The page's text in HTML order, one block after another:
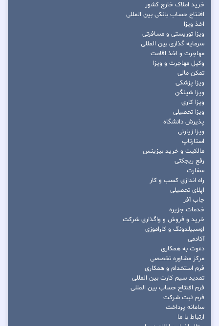
خرید املاک خارج کشور
افتتاح حساب بانکی بین المللی
اخذ ویزا
ویزا توریستی و مسافرتی
سرمایه گذاری بین المللی
مهاجرت و اخذ اقامت
وکیل مهاجرت و ویزا
تمکن مالی
ویزا پزشکی
ویزا شینگن
ویزا کاری
ویزا تحصیلی
پذیرش دانشگاه
ویزا زیارتی
استارتاپ
مالکیت و خرید بیزینس
رفع ریجکتی
سفارت
راه اندازی کسب و کار
اپلای تحصیلی
جاب آفر
خدمات جزیره
خرید و فروش و واگذاری شرکت
اوسبیلدونگ و کاراموزی
آکادمی
دعوت به همکاری
مرکز مشاوره تخصصی
فرم استخدام و همکاری
تمدید سیم کارت بین المللی
فرم افتتاح حساب بین المللی
فرم ثبت شرکت
سامانه پرداخت
ارتباط با ما